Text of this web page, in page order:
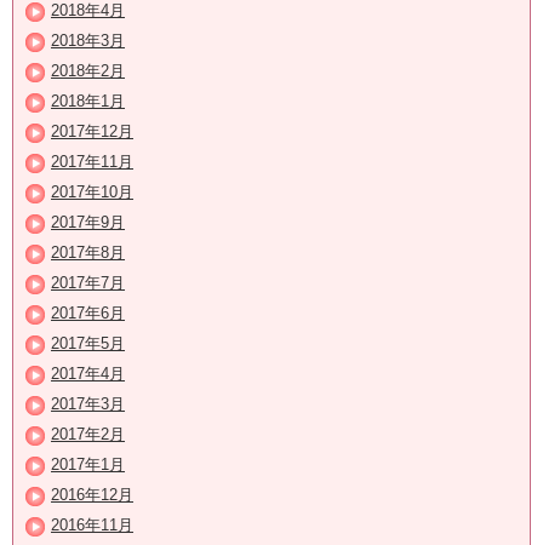
2018年4月
2018年3月
2018年2月
2018年1月
2017年12月
2017年11月
2017年10月
2017年9月
2017年8月
2017年7月
2017年6月
2017年5月
2017年4月
2017年3月
2017年2月
2017年1月
2016年12月
2016年11月